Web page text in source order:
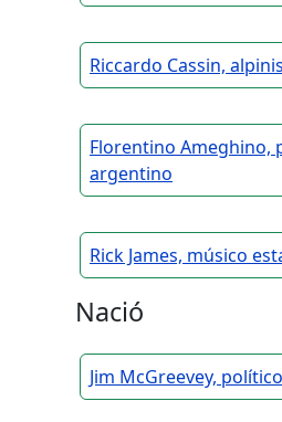
Riccardo Cassin,
Florentino Ameghino,
argentino
Rick James, músico
Nació
Jim McGreevey,